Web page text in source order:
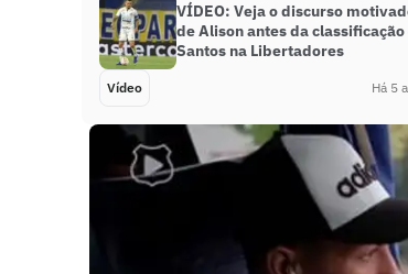
VÍDEO: Veja o discurso
de Alison antes da classificação
Santos na Libertadores
Vídeo Há 5